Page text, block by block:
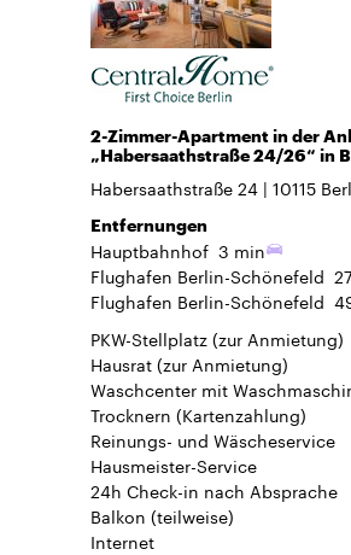
2-Zimmer-Apartment in der
„Habersaathstraße 24/26“ in
Habersaathstraße 24 10115
Entfernungen
Hauptbahnhof 3 min
Flughafen Berlin-Schönefeld
Flughafen Berlin-Schönefeld
PKW-Stellplatz(zur Anmietung)
Hausrat(zur Anmietung)
Waschcenter mit
Trocknern (Kartenzahlung)
Reinungs- und Wäscheservice
Hausmeister-Service
24h Check-in nach Absprache
Balkon (teilweise)
Internet